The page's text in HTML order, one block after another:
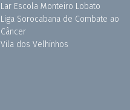
Lar Escola Monteiro Lobato
Liga Sorocabana de Combate ao
Câncer
Vila dos Velhinhos